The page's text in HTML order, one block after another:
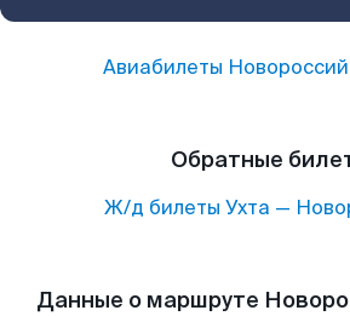
Авиабилеты
Обратные
Ж/д билеты Ухта —
Данные о маршруте